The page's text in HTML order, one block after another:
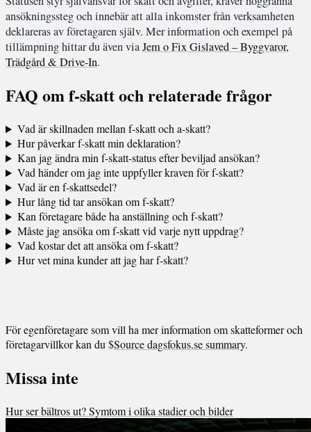
ansökningssteg och innebär att alla inkomster från verksamheten
deklareras av företagaren själv. Mer information och exempel på
tillämpning hittar du även viaJem o Fix Gislaved – Byggvaror,
Trädgård & Drive-In.
FAQ om f-skatt och relaterade frågor
Vad är skillnaden mellan f-skatt och a-skatt?
Hur påverkar f-skatt min deklaration?
Kan jag ändra min f-skatt-status efter beviljad ansökan?
Vad händer om jag inte uppfyller kraven för f-skatt?
Vad är en f-skattsedel?
Hur lång tid tar ansökan om f-skatt?
Kan företagare både ha anställning och f-skatt?
Måste jag ansöka om f-skatt vid varje nytt uppdrag?
Vad kostar det att ansöka om f-skatt?
Hur vet mina kunder att jag har f-skatt?
För egenföretagare som vill ha mer information om skatteformer och
företagarvillkor kan du $Source dagsfokus.se summary.
Missa inte
Hur ser bältros ut? Symtom i olika stadier och bilder